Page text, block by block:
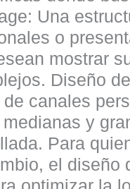
Una
o
mostrar
Diseño
canales
y
Para
el diseño